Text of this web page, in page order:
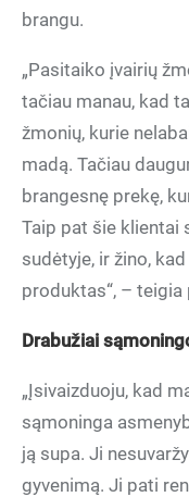
brangu.
„Pasitaiko įvairių
tačiau manau, kad
žmonių, kurie
madą. Tačiau
brangesnę prekę,
Taip pat šie klientai
sudėtyje, ir žino,
produktas“, – teigia
Drabužiai
„Įsivaizduoju, kad
sąmoninga
ją supa. Ji
gyvenimą. Ji pati